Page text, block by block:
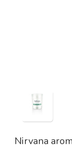
Nirvana